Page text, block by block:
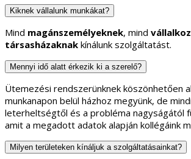
Kiknek vállalunk munkákat?
Mind magánszemélyeknek, mind
társasházaknak kínálunk szolgáltatást.
Mennyi idő alatt érkezik ki a szerelő?
Ütemezési rendszerünknek köszönhetően
munkanapon belül házhoz megyünk, de
leterheltségtől és a probléma nagyságától
amit a megadott adatok alapján kollégáink
Milyen területeken kínáljuk a szolgáltatásainkat?